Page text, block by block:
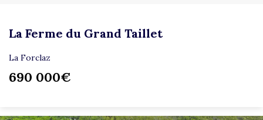
La Ferme du Grand Taillet
La Forclaz
690 000€